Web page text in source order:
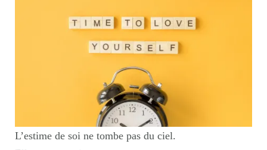
L’estime de soi ne tombe pas du ciel.